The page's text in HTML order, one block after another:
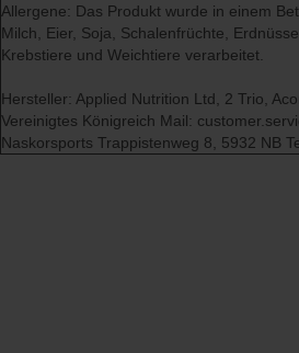
Allergene: Das Produkt wurde in einem
Milch, Eier, Soja, Schalenfrüchte,
Krebstiere und Weichtiere verarbeitet.
Hersteller: Applied Nutrition Ltd, 2 Trio,
Vereinigtes Königreich Mail:
Naskorsports Trappistenweg 8, 5932 NB